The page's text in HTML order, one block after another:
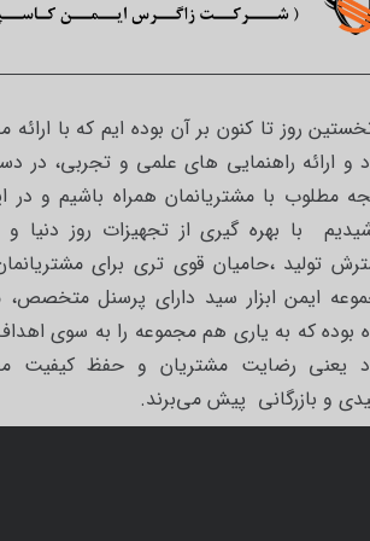
روز تا کنون بر آن بوده ایم که با
و ارائه راهنمایی های علمی و تجربی، در
مطلوب با مشتریانمان همراه باشیم و در
با بهره گیری از تجهیزات روز دنیا
تولید ،حامیان قوی تری برای
ایمن ابزار سید دارای پرسنل
بوده که به یاری هم مجموعه را به سوی
یعنی رضایت مشتریان و حفظ کیفیت
و بازرگانی پیش می‌برند.